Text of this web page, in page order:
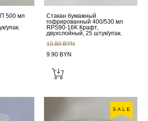
500 мл
упак.
Стакан бумажный
гофрированный 400/530 мл
RPS90-16K Крафт,
двухслойный, 25 штук/упак.
10.80 BYN
9.90 BYN
SALE